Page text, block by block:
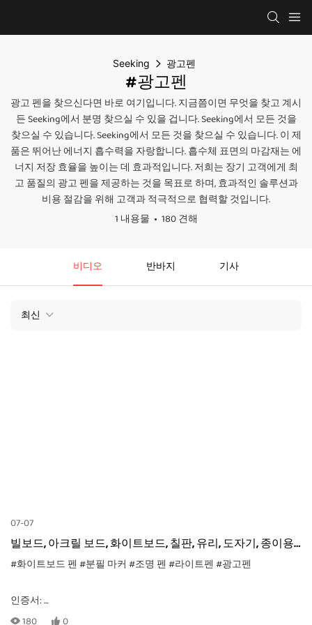
Seeking 광고펜
#광고펜
광고 펜을 찾으신다면 바로 여기입니다. 지금쯤이면 무엇을 찾고 계시
든 Seeking에서 분명 찾으실 수 있을 겁니다. Seeking에서 모든 것을
찾으실 수 있습니다. Seeking에서 모든 것을 찾으실 수 있습니다. 이 제
품은 뛰어난 에너지 흡수력을 자랑합니다. 흡수체 표면의 마감재는 에
너지 저장 효율을 높이는 데 효과적입니다. 저희는 장기 고객에게 최
고 품질의 광고 펜을 제공하는 것을 목표로 하며, 효과적인 솔루션과
비용 절감을 위해 고객과 적극적으로 협력할 것입니다.
1 내용물
180 견해
비디오 반바지 기사
최신
07-07
빌보드, 아크릴 보드, 화이트보드, 칠판, 유리, 도자기, 종이용
분필 마커
#화이트보드 펜#분필 마커 #조명 펜#라이트펜#광고펜
인증서:
CE, EN71-1, -2, -3, TRA, ASTM-D4236
180 0